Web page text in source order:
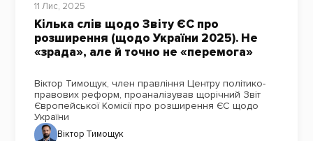
11 Лис, 2025
Кілька слів щодо Звіту ЄС про
розширення (щодо України 2025). Не
«зрада», але й точно не «перемога»
Віктор Тимощук, член правління Центру політико-
правових реформ, проаналізував щорічний Звіт
Європейської Комісії про розширення ЄС щодо
України
Віктор Тимощук